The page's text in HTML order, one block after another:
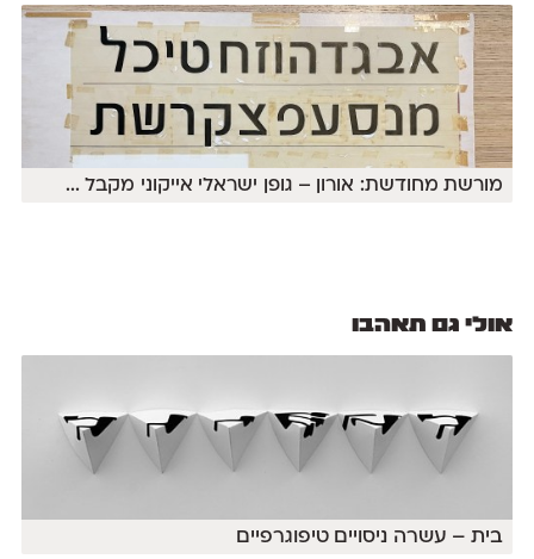
מורשת מחודשת: אורון – גופן ישראלי אייקוני מקבל...
אולי גם תאהבו
בית – עשרה ניסויים טיפוגרפיים